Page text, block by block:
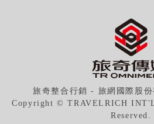
旅奇整合行銷 - 旅網國際股
Copyright © TRAVELRICH
Reserved.